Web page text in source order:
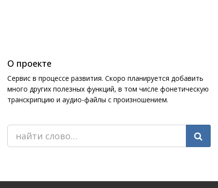
О проекте
Сервис в процессе развития. Скоро планируется добавить
много других полезных функций, в том числе фонетическую
транскрипцию и аудио-файлы с произношением.